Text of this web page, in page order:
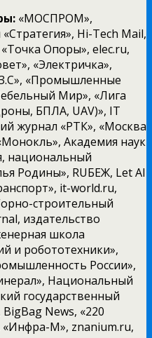
«МОСПРОМ»,
Hi-Tech Mail,
Опоры», elec.ru,
«Электричка»,
«Промышленные
Мир», «Лига
БПЛА, UAV)», IT
журнал «РТК», «Москва
Академия наук
национальный
Родины», RUБЕЖ, Let AI
it-world.ru,
строительный
издательство
школа
и робототехники»,
России»,
Национальный
государственный
News, «220
«Инфра-М», znanium.ru,